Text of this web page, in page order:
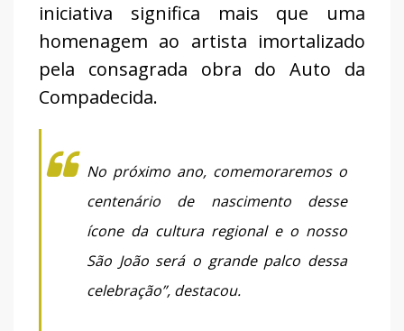
iniciativa significa mais que uma
homenagem ao artista imortalizado
pela consagrada obra do Auto da
Compadecida.
No próximo ano, comemoraremos o
centenário de nascimento desse
ícone da cultura regional e o nosso
São João será o grande palco dessa
celebração”, destacou.